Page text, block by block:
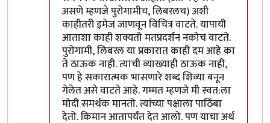
असणे म्हणजे पुरोगामीच, लिबरलच) अशी
काहीतरी इमेज जाणवून विचित्र वाटते. यापायी
आताशा काही शक्यतो मतप्रदर्शन नकोच वाटते.
पुरोगामी, लिबरल या प्रकारात काही दम आहे का
ते ठाऊक नाही. त्याची व्याख्याही ठाऊक नाही,
पण हे सकारात्मक भासणारे शब्द शिव्या बनून
गेलेत असे वाटते आहे. गम्मत म्हणजे मी स्वत:ला
मोदी समर्थक मानतो. त्यांच्या पक्षाला पाठिंबा
देतो. किमान आतापर्यंत देत आलो. पण याचा अर्थ